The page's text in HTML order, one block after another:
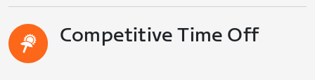
Competitive Time Off